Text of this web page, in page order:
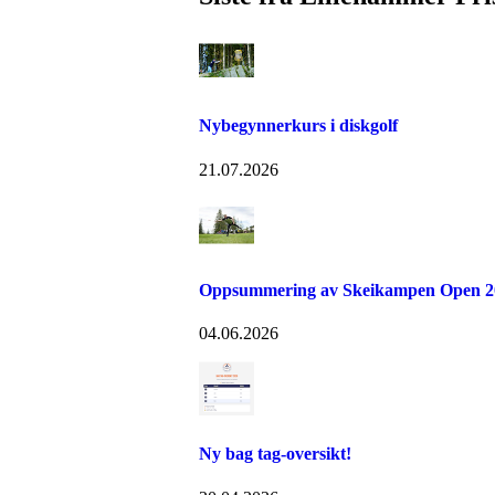
Nybegynnerkurs i diskgolf
21.07.2026
Oppsummering av Skeikampen Open
04.06.2026
Ny bag tag-oversikt!